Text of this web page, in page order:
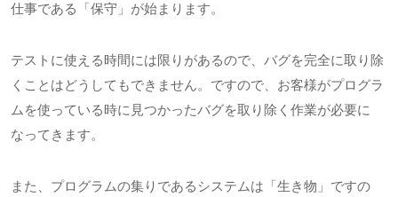
仕事である「保守」が始まります。
テストに使える時間には限りがあるので、バグを完全に取り除
くことはどうしてもできません。ですので、お客様がプログラ
ムを使っている時に見つかったバグを取り除く作業が必要に
なってきます。
また、プログラムの集りであるシステムは「生き物」ですの